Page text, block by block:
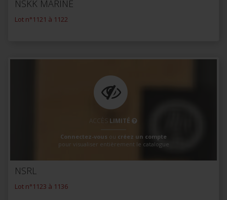
NSKK MARINE
Lot n°1121 à 1122
ACCÈS LIMITÉ
Connectez-vous ou créez un compte
pour visualiser entièrement le catalogue
NSRL
Lot n°1123 à 1136